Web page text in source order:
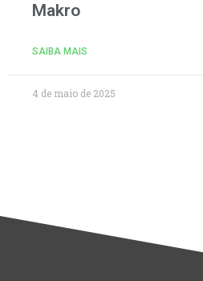
Makro
SAIBA MAIS
4 de maio de 2025